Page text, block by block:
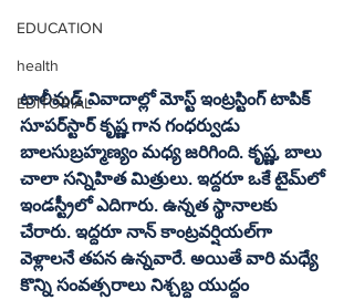
EDUCATION
health
EDITORIAL
టాలీవుడ్‌ వివాదాల్లో మోస్ట్‌ ఇంట్రస్టింగ్‌ టాపిక్‌
సూపర్‌స్టార్‌ కృష్ణ గాన గంధర్వుడు
బాలసుబ్రహ్మణ్యం మధ్య జరిగింది. కృష్ణ, బాలు
చాలా సన్నిహిత మిత్రులు. ఇద్దరూ ఒకే టైమ్‌లో
ఇండస్ట్రీలో ఎదిగారు. ఉన్నత స్థానాలకు
చేరారు. ఇద్దరూ నాన్‌ కాంట్రవర్షియల్‌గా
వెళ్లాలనే తపన ఉన్నవారే. అయితే వారి మధ్యే
కొన్ని సంవత్సరాలు నిశ్చబ్ద యుద్దం